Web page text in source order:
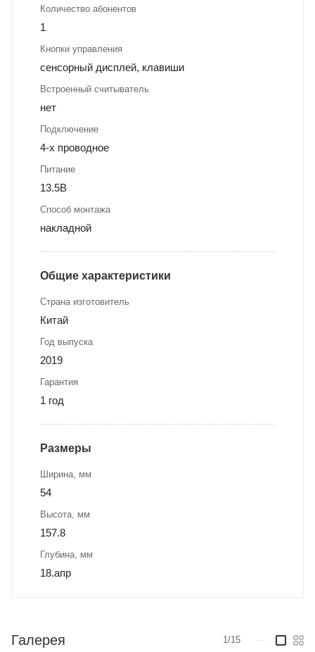
Количество абонентов
1
Кнопки управления
сенсорный дисплей, клавиши
Встроенный считыватель
нет
Подключение
4-х проводное
Питание
13.5В
Способ монтажа
накладной
Общие характеристики
Страна изготовитель
Китай
Год выпуска
2019
Гарантия
1 год
Размеры
Ширина, мм
54
Высота, мм
157.8
Глубина, мм
18.апр
Галерея 1/15